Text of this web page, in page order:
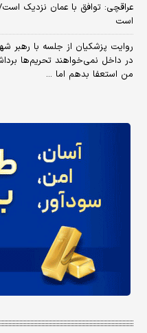
عراقچی: توافق با عمان نزدیک
است
روایت پزشکیان از جلسه با رهبر
در داخل نمی‌خواهند تحریم‌ها
من استعفا بدهم اما ...